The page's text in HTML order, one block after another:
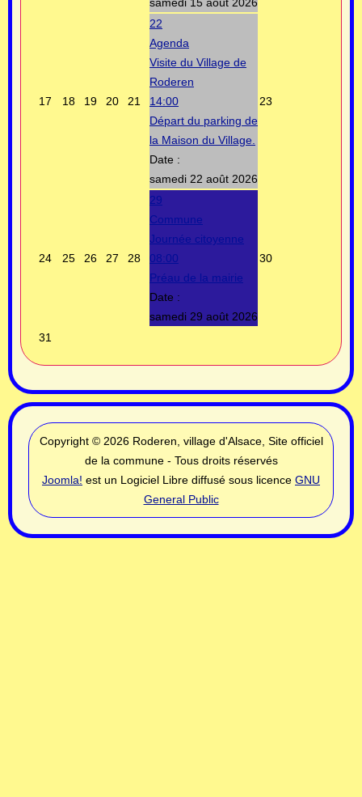
17 18 19 20 21
22
Agenda
Visite du Village de
Roderen
14:00
Départ du parking de
la Maison du Village.
Date :
samedi 22 août 2026
23
24 25 26 27 28
29
Commune
Journée citoyenne
08:00
Préau de la mairie
Date :
samedi 29 août 2026
30
31
Copyright © 2026 Roderen, village d'Alsace, Site officiel
de la commune - Tous droits réservés
Joomla! est un Logiciel Libre diffusé sous licence GNU
General Public